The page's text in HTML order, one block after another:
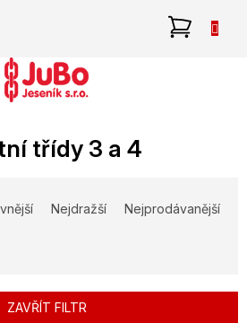
třídy 3 a 4
Nejdražší Nejprodávanější
ZAVŘÍT FILTR